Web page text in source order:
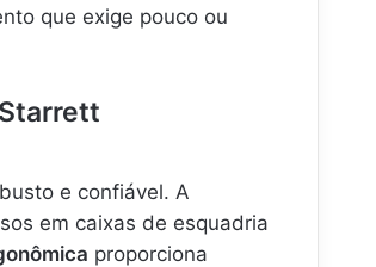
que exige pouco ou
e confiável. A
em caixas de esquadria
proporciona